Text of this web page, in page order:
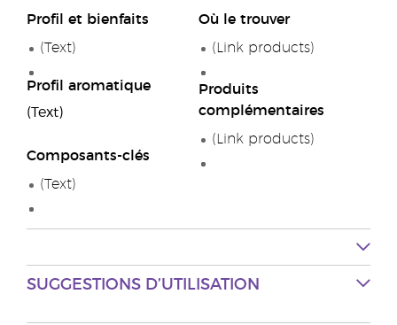
Profil et bienfaits
(Text)
Profil aromatique
(Text)
Composants-clés
(Text)
Où le trouver
(Link products)
Produits
complémentaires
(Link products)
SUGGESTIONS D’UTILISATION